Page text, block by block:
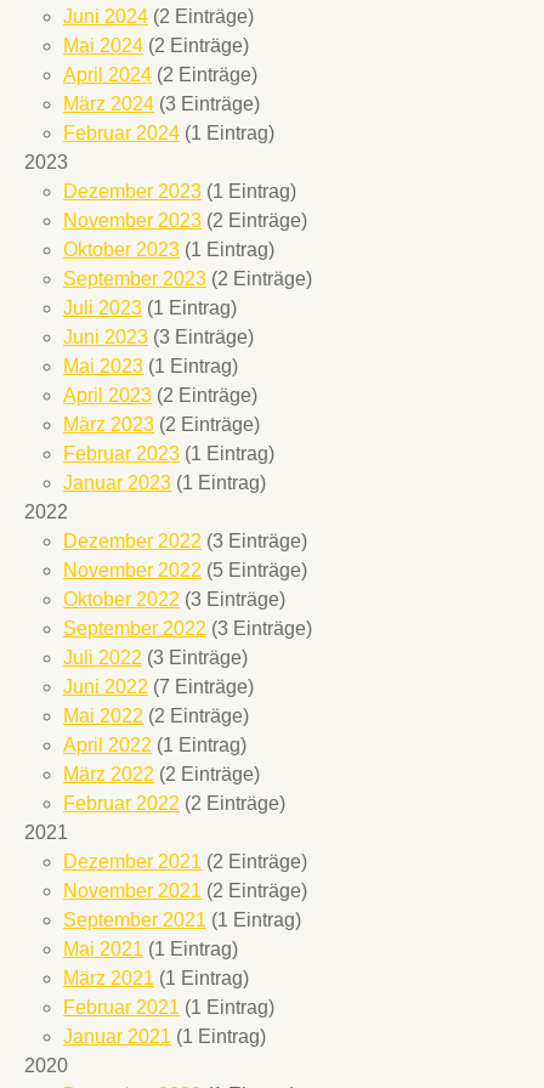
Juni 2024 (2 Einträge)
Mai 2024 (2 Einträge)
April 2024 (2 Einträge)
März 2024 (3 Einträge)
Februar 2024 (1 Eintrag)
2023
Dezember 2023 (1 Eintrag)
November 2023 (2 Einträge)
Oktober 2023 (1 Eintrag)
September 2023 (2 Einträge)
Juli 2023 (1 Eintrag)
Juni 2023 (3 Einträge)
Mai 2023 (1 Eintrag)
April 2023 (2 Einträge)
März 2023 (2 Einträge)
Februar 2023 (1 Eintrag)
Januar 2023 (1 Eintrag)
2022
Dezember 2022 (3 Einträge)
November 2022 (5 Einträge)
Oktober 2022 (3 Einträge)
September 2022 (3 Einträge)
Juli 2022 (3 Einträge)
Juni 2022 (7 Einträge)
Mai 2022 (2 Einträge)
April 2022 (1 Eintrag)
März 2022 (2 Einträge)
Februar 2022 (2 Einträge)
2021
Dezember 2021 (2 Einträge)
November 2021 (2 Einträge)
September 2021 (1 Eintrag)
Mai 2021 (1 Eintrag)
März 2021 (1 Eintrag)
Februar 2021 (1 Eintrag)
Januar 2021 (1 Eintrag)
2020